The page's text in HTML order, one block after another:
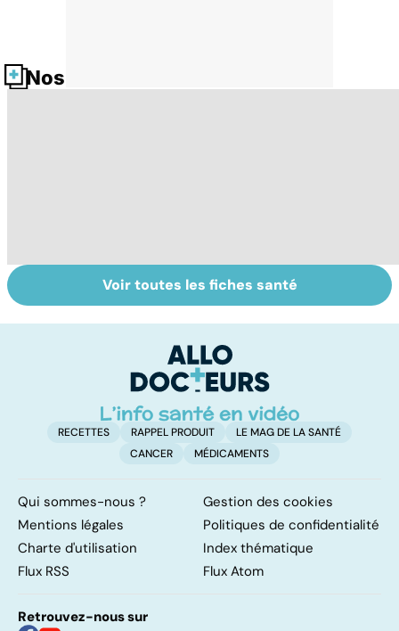
Nos fiches santé
Faire du sport à
domicile, c'est
Don de gamètes :
le pour et le
levée de
l'anonymat
Voir toutes les fiches santé
RECETTES RAPPEL PRODUIT
LE MAG DE LA SANTÉ
CANCER
MÉDICAMENTS
Qui sommes-nous ?
Gestion des cookies
Mentions légales
Politiques de confidentialité
Charte d'utilisation
Index thématique
Flux RSS
Flux Atom
Retrouvez-nous sur